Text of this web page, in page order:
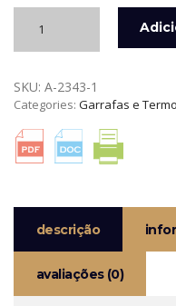
GARRAFA
XL
2
LES
ARTISTES
SKU: A-2343-1
Categories: Garrafas e
descrição
avaliações (0)